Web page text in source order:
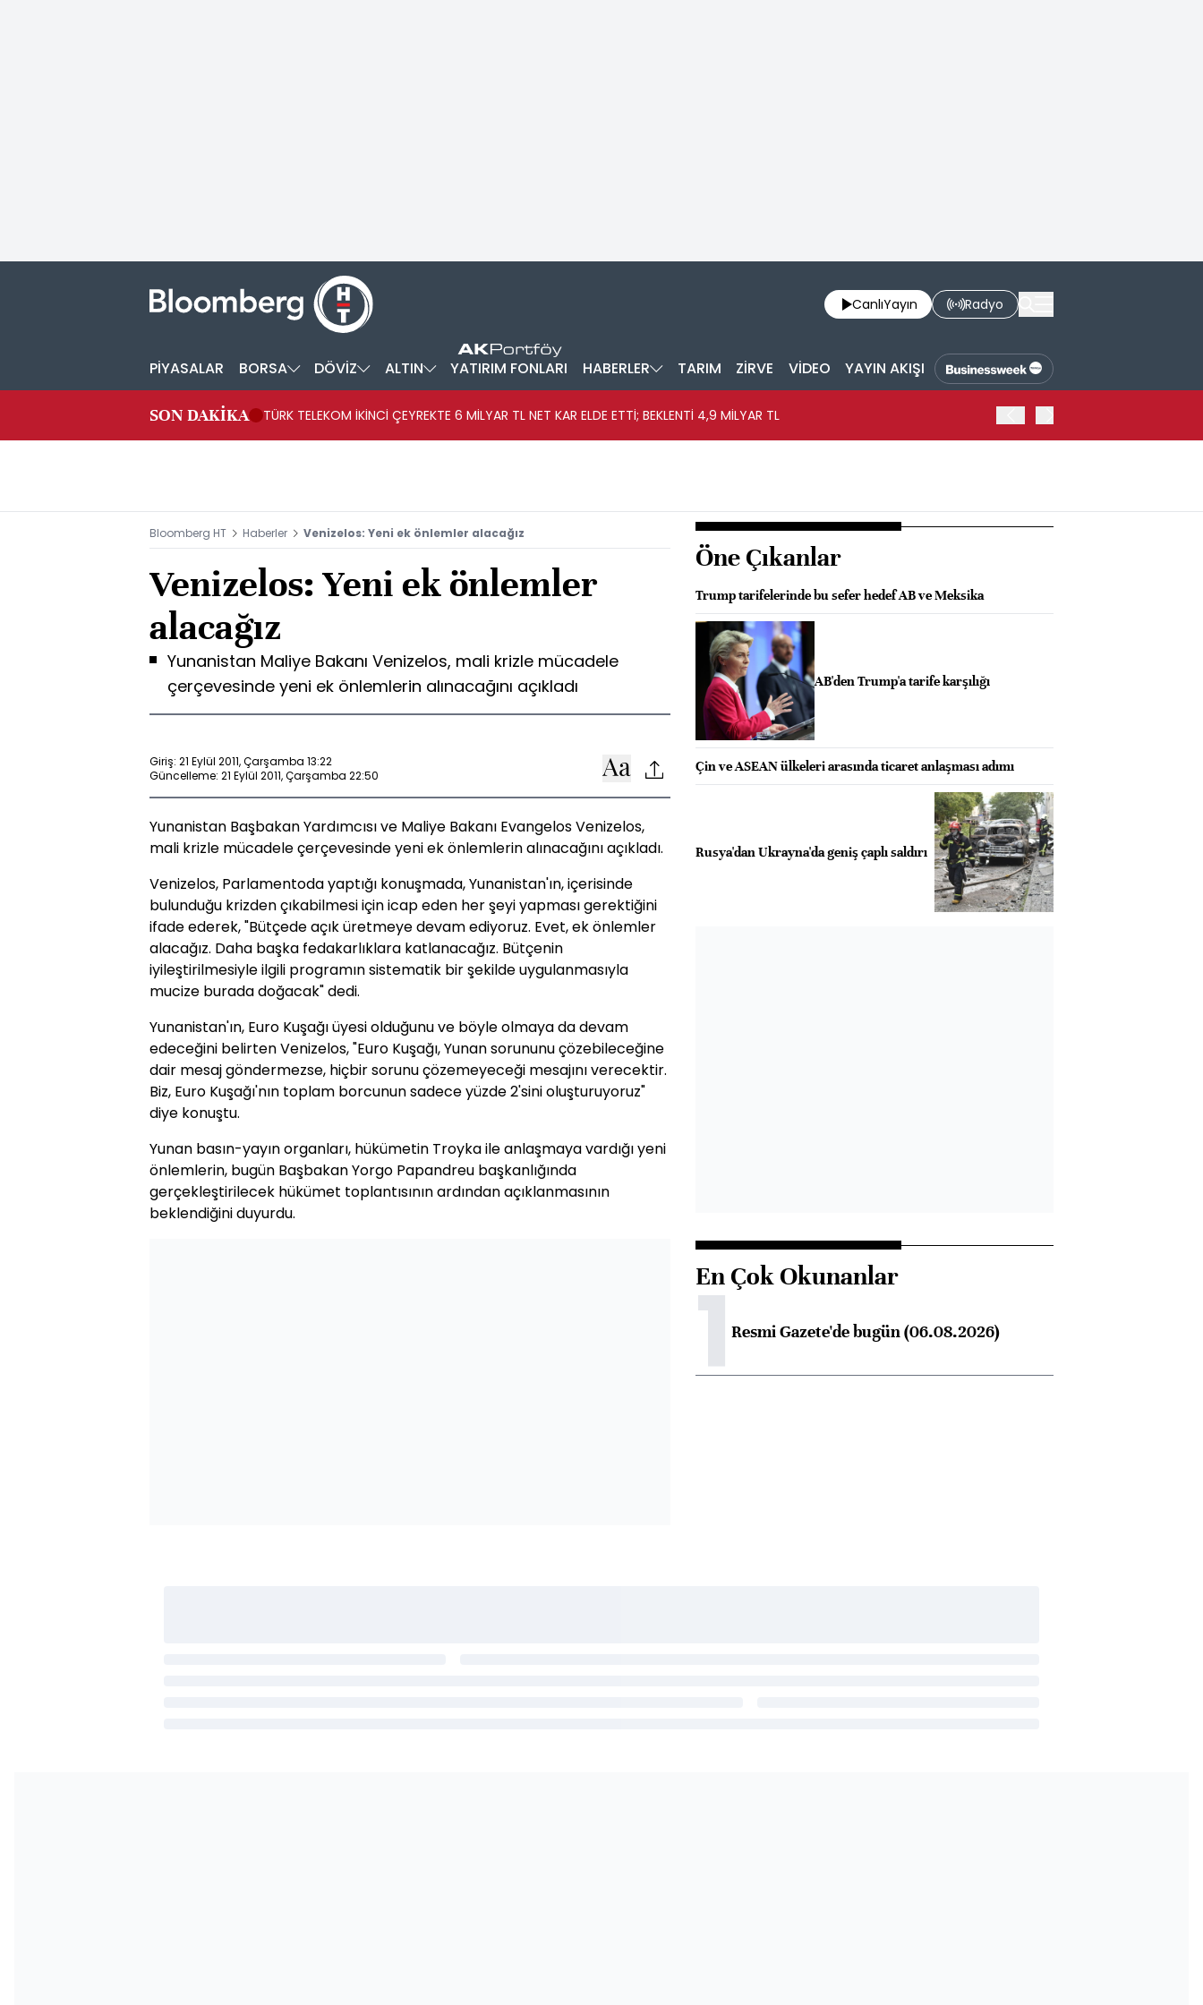
CanlıYayın Radyo
PİYASALAR BORSA DÖVİZ ALTIN YATIRIM FONLARI HABERLER TARIM ZİRVE VİDEO YAYIN AKIŞI
SON DAKİKA TÜRK TELEKOM İKİNCİ ÇEYREKTE 6 MİLYAR TL NET KAR ELDE ETTİ; BEKLENTİ 4,9 MİLYAR TL
Bloomberg HT Haberler Venizelos: Yeni ek önlemler alacağız
Venizelos: Yeni ek önlemler
alacağız
Yunanistan Maliye Bakanı Venizelos, mali krizle mücadele
çerçevesinde yeni ek önlemlerin alınacağını açıkladı
Giriş: 21 Eylül 2011, Çarşamba 13:22
Güncelleme: 21 Eylül 2011, Çarşamba 22:50
Yunanistan Başbakan Yardımcısı ve Maliye Bakanı Evangelos Venizelos,
mali krizle mücadele çerçevesinde yeni ek önlemlerin alınacağını açıkladı.
Venizelos, Parlamentoda yaptığı konuşmada, Yunanistan'ın, içerisinde
bulunduğu krizden çıkabilmesi için icap eden her şeyi yapması gerektiğini
ifade ederek, "Bütçede açık üretmeye devam ediyoruz. Evet, ek önlemler
alacağız. Daha başka fedakarlıklara katlanacağız. Bütçenin
iyileştirilmesiyle ilgili programın sistematik bir şekilde uygulanmasıyla
mucize burada doğacak" dedi.
Yunanistan'ın, Euro Kuşağı üyesi olduğunu ve böyle olmaya da devam
edeceğini belirten Venizelos, "Euro Kuşağı, Yunan sorununu çözebileceğine
dair mesaj göndermezse, hiçbir sorunu çözemeyeceği mesajını verecektir.
Biz, Euro Kuşağı'nın toplam borcunun sadece yüzde 2'sini oluşturuyoruz"
diye konuştu.
Yunan basın-yayın organları, hükümetin Troyka ile anlaşmaya vardığı yeni
önlemlerin, bugün Başbakan Yorgo Papandreu başkanlığında
gerçekleştirilecek hükümet toplantısının ardından açıklanmasının
beklendiğini duyurdu.
Öne Çıkanlar
Trump tarifelerinde bu sefer hedef AB ve Meksika
AB'den Trump'a tarife karşılığı
Çin ve ASEAN ülkeleri arasında ticaret anlaşması adımı
Rusya'dan Ukrayna'da geniş çaplı saldırı
En Çok Okunanlar
1Resmi Gazete'de bugün (06.08.2026)